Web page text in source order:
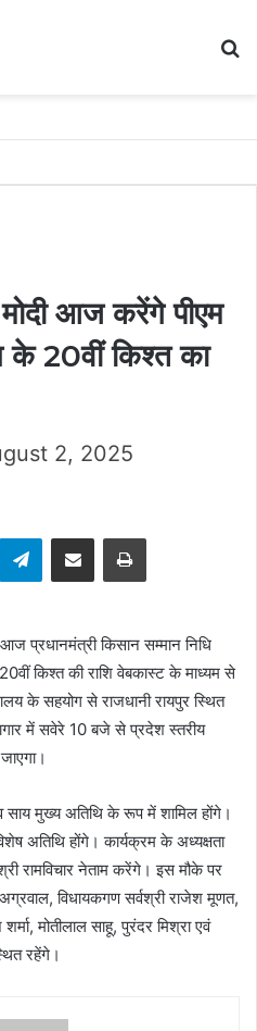
मोदी आज करेंगे पीएम
के 20वीं किश्त का
2, 2025
TelegramShare via Email Print
प्रधानमंत्री किसान सम्मान निधि
किश्त की राशि वेबकास्ट के माध्यम से
के सहयोग से राजधानी रायपुर स्थित
में सवेरे 10 बजे से प्रदेश स्तरीय
साय मुख्य अतिथि के रूप में शामिल होंगे।
अतिथि होंगे। कार्यक्रम के अध्यक्षता
रामविचार नेताम करेंगे। इस मौके पर
विधायकगण सर्वश्री राजेश मूणत,
मोतीलाल साहू, पुरंदर मिश्रा एवं
रहेंगे।